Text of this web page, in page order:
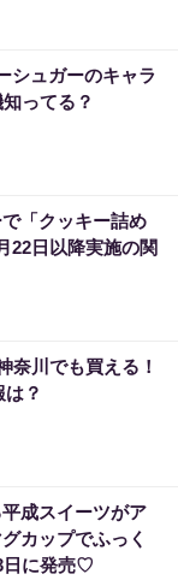
シュガーのキャラ
ってる？
「クッキー詰め
22日以降実施の関
奈川でも買える！
？
成スイーツがア
カップでふっく
日に発売♡